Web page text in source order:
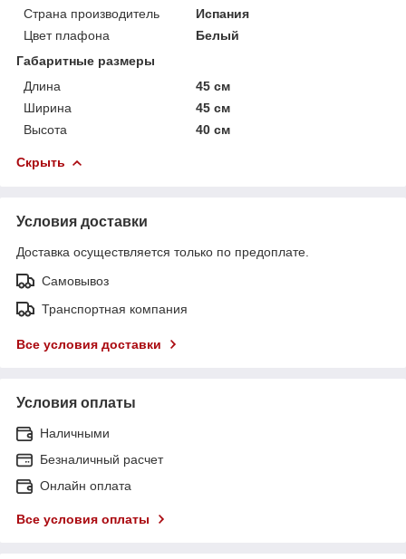
Страна производитель
Испания
Цвет плафона
Белый
Габаритные размеры
Длина
45 см
Ширина
45 см
Высота
40 см
Скрыть
Условия доставки
Доставка осуществляется только по предоплате.
Самовывоз
Транспортная компания
Все условия доставки
Условия оплаты
Наличными
Безналичный расчет
Онлайн оплата
Все условия оплаты